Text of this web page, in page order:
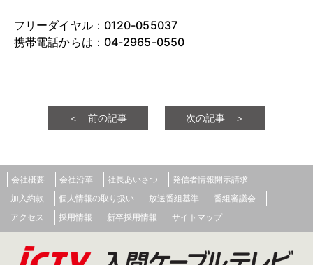
フリーダイヤル：0120-055037
携帯電話からは：04-2965-0550
＜ 前の記事 次の記事 ＞
会社概要 会社沿革 社長あいさつ
発信者情報開示請求
加入約款
個人情報の取り扱い 放送番組基準
番組審議会
アクセス
採用情報 新卒採用情報 サイトマップ